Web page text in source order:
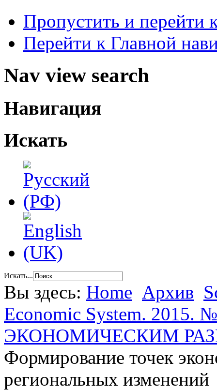
Пропустить и перейти
Перейти к Главной
Nav view search
Навигация
Искать
Искать...
Вы здесь: Home Архив
Economic System. 2015.
ЭКОНОМИЧЕСКИМ
Формирование точек
региональных изменений